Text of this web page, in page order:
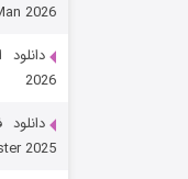
2026
2026
2025